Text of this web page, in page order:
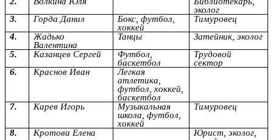
эколог
3.
Горда Данил
Бокс, футбол,
хоккей
Тимуровец
4.
Жадько
Валентина
Танцы
Затейник, эколог
5.
Казанцев Сергей
Футбол,
баскетбол
Трудовой
сектор
6.
Краснов Иван
Легкая
атлетика,
футбол, хоккей,
баскетбол
7.
Карев Игорь
Музыкальная
школа, футбол,
хоккей
Тимуровец
8. Кротова Елена
Юрист, эколог,